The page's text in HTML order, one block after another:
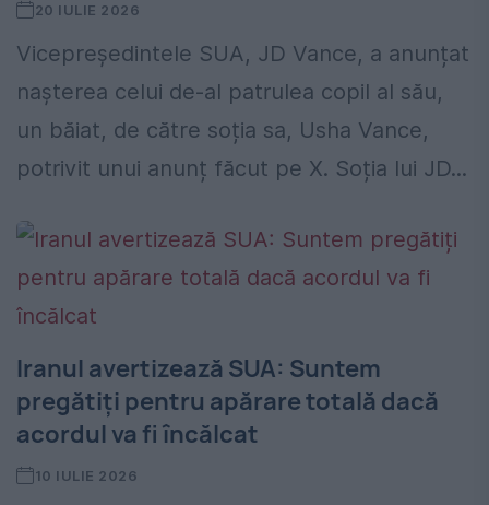
20 IULIE 2026
Vicepreședintele SUA, JD Vance, a anunțat
nașterea celui de-al patrulea copil al său,
un băiat, de către soția sa, Usha Vance,
potrivit unui anunț făcut pe X. Soția lui JD...
Iranul avertizează SUA: Suntem
pregătiți pentru apărare totală dacă
acordul va fi încălcat
10 IULIE 2026